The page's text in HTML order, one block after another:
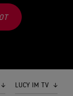
LUCY IM TV